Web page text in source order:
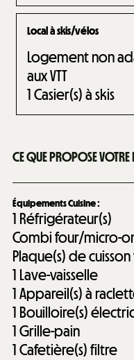
Local à skis/vélos
Logement non
aux VTT
1Casier(s) à skis
CE QUE PROPOSE
Équipements Cuisine:
1 Réfrigérateur(s)
Combi four/micro-
Plaque(s) de
1 Lave-vaisselle
1Appareil(s) à
1 Bouilloire(s)
1Grille-pain
1Cafetière(s) filtre